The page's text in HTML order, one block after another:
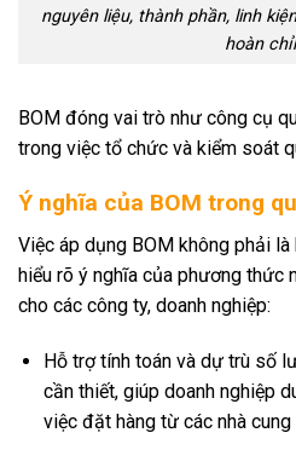
nguyên liệu, thành phần, linh
hoàn
BOM đóng vai trò như công cụ
trong việc tổ chức và kiểm soát
Ý nghĩa của BOM trong
Việc áp dụng BOM không phải
hiểu rõ ý nghĩa của phương thức
cho các công ty, doanh nghiệp:
Hỗ trợ tính toán và dự trù số
cần thiết, giúp doanh nghiệp
việc đặt hàng từ các nhà